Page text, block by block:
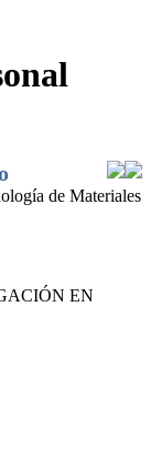
de Materiales
EN